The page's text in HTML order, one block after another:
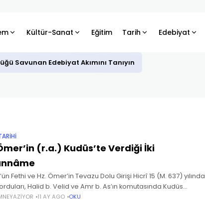
Kültür-Sanat Eğitim Tarih Edebiyat
Savunan Edebiyat Akımını Tanıyın
(r.a.) Kudüs’te Verdiği İki
Fethi ve Hz. Ömer’in Tevazu Dolu Girişi Hicrî 15 (M. 637) yılında
Halid b. Velid ve Amr b. As’ın komutasında Kudüs
geldi. Şehrin patriği Sophronius, teslim
11 AY AGO OKU